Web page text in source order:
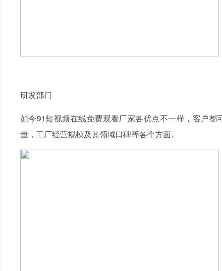
研发部门
如今91短视频在线免费观看厂家各优点不一样，客户
量，工厂经营规模及其领域口碑等各个方面。